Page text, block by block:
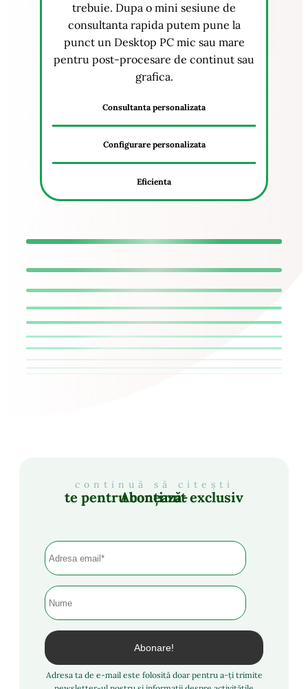
trebuie. Dupa o mini sesiune de
consultanta rapida putem pune la
punct un Desktop PC mic sau mare
pentru post-procesare de continut sau
grafica.
Consultanta personalizata
Configurare personalizata
Eficienta
continuă să citești
Abonează-te pentru conținut exclusiv
Adresa ta de e-mail este folosită doar pentru a-ți trimite